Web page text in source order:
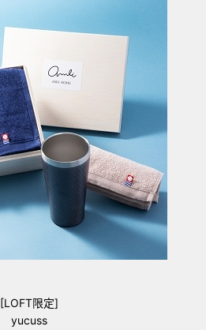
[LOFT限定]
yucuss